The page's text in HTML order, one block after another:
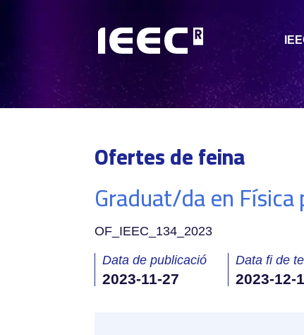
Ofertes de feina
Graduat/da en
OF_IEEC_134_2023
Data de publicació
2023-11-27
Data fi de
2023-12-